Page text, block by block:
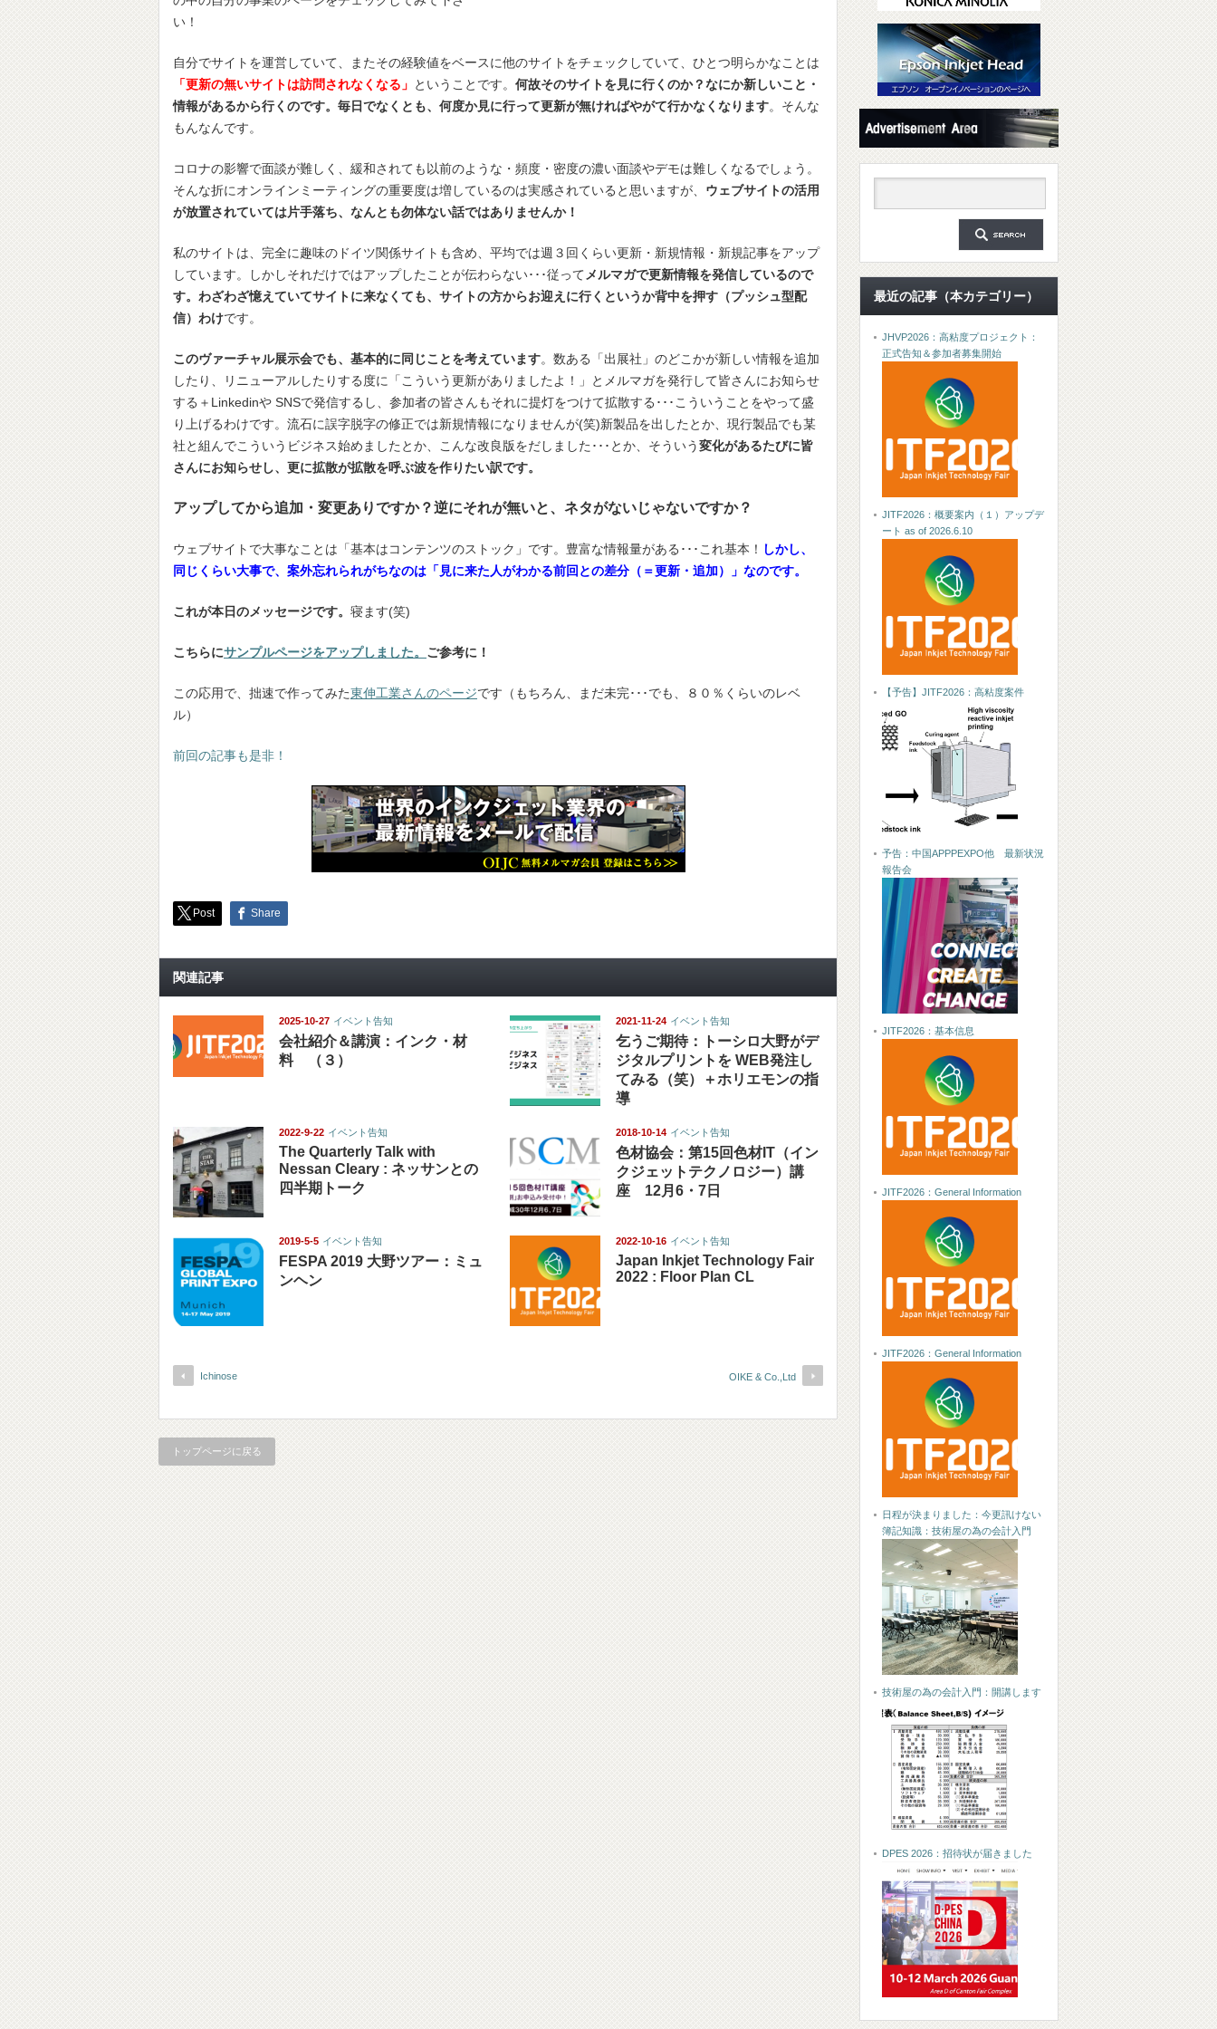
い！
自分でサイトを運営していて、またその経験値をベースに他のサイトをチェックしていて、ひとつ明らかなことは
「更新の無いサイトは訪問されなくなる」 ということです。 何故そのサイトを見に行くのか？なにか新しいこと・
情報があるから行くのです。毎日でなくとも、何度か見に行って更新が無ければやがて行かなくなります。そんな
もんなんです。
コロナの影響で面談が難しく、緩和されても以前のような・頻度・密度の濃い面談やデモは難しくなるでしょう。
そんな折にオンラインミーティングの重要度は増しているのは実感されていると思いますが、 ウェブサイトの活用
が放置されていては片手落ち、なんとも勿体ない話ではありませんか！
私のサイトは、完全に趣味のドイツ関係サイトも含め、平均では週３回くらい更新・新規情報・新規記事をアップ
しています。しかしそれだけではアップしたことが伝わらない･･･従って メルマガで更新情報を発信しているので
す。わざわざ憶えていてサイトに来なくても、サイトの方からお迎えに行くというか背中を押す（プッシュ型配
信）わけです。
このヴァーチャル展示会でも、基本的に同じことを考えています。数ある「出展社」のどこかが新しい情報を追加
したり、リニューアルしたりする度に「こういう更新がありましたよ！」とメルマガを発行して皆さんにお知らせ
する＋Linkedinや SNSで発信するし、参加者の皆さんもそれに提灯をつけて拡散する･･･こういうことをやって盛
り上げるわけです。流石に誤字脱字の修正では新規情報になりませんが(笑)新製品を出したとか、現行製品でも某
社と組んでこういうビジネス始めましたとか、こんな改良版をだしました･･･とか、そういう変化があるたびに皆
さんにお知らせし、更に拡散が拡散を呼ぶ波を作りたい訳です。
アップしてから追加・変更ありですか？逆にそれが無いと、ネタがないじゃないですか？
ウェブサイトで大事なことは「基本はコンテンツのストック」です。豊富な情報量がある･･･これ基本！ しかし、
同じくらい大事で、案外忘れられがちなのは「見に来た人がわかる前回との差分（＝更新・追加）」なのです。
これが本日のメッセージです。 寝ます(笑)
こちらにサンプルページをアップしました。 ご参考に！
この応用で、拙速で作ってみた東伸工業さんのページです（もちろん、まだ未完･･･でも、８０％くらいのレベ
ル）
前回の記事も是非！
Post Share
関連記事
2025-10-27 イベント告知
会社紹介＆講演：インク・材
料 （３）
2021-11-24 イベント告知
乞うご期待：トーシロ大野がデ
ジタルプリントを WEB発注し
てみる（笑）＋ホリエモンの指
導
2022-9-22 イベント告知
The Quarterly Talk with
Nessan Cleary : ネッサンとの
四半期トーク
2018-10-14 イベント告知
色材協会：第15回色材IT（イン
クジェットテクノロジー）講
座 12月6・7日
2019-5-5 イベント告知
FESPA 2019 大野ツアー：ミュ
ンヘン
2022-10-16 イベント告知
Japan Inkjet Technology Fair
2022 : Floor Plan CL
Ichinose OIKE & Co.,Ltd
トップページに戻る
最近の記事（本カテゴリー）
JHVP2026：高粘度プロジェクト：
正式告知＆参加者募集開始
JITF2026：概要案内（１）アップデ
ート as of 2026.6.10
【予告】JITF2026：高粘度案件
予告：中国APPPEXPO他 最新状況
報告会
JITF2026：基本信息
JITF2026：General Information
JITF2026：General Information
日程が決まりました：今更訊けない
簿記知識：技術屋の為の会計入門
技術屋の為の会計入門：開講します
DPES 2026：招待状が届きました